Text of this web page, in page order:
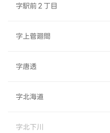
字駅前２丁目
字上菅廻間
字唐透
字北海道
字北下川